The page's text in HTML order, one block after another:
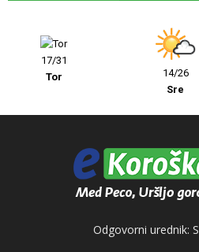
17/31
Tor
14/26
Sre
Odgovorni urednik: